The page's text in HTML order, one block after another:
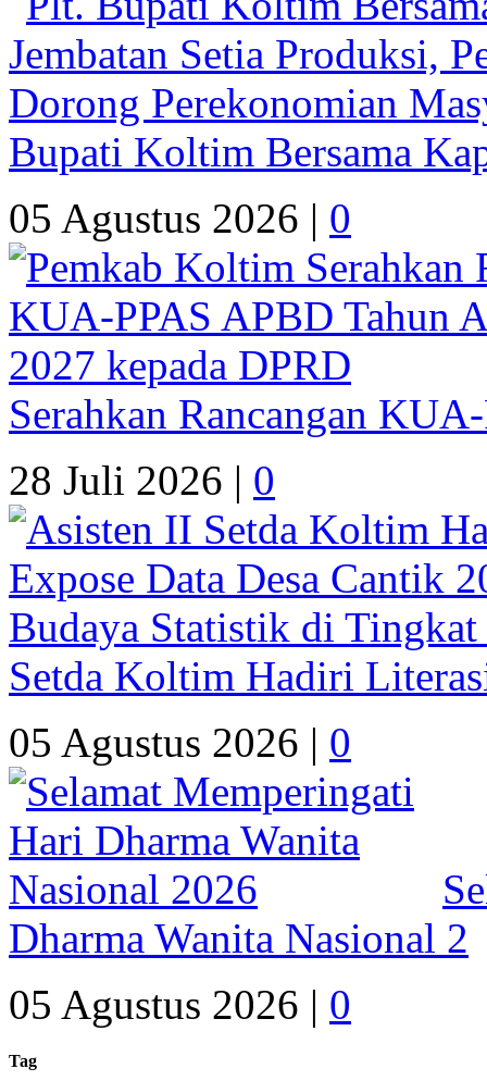
Bupati Koltim Bersama
05 Agustus 2026 | 0
Serahkan Rancangan
28 Juli 2026 | 0
Setda Koltim Hadiri
05 Agustus 2026 | 0
Dharma Wanita Nasional 2
05 Agustus 2026 | 0
Tag